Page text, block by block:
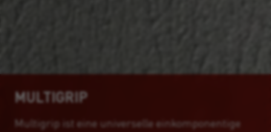
MULTIGRIP
Multigrip ist eine universelle einkomponentige